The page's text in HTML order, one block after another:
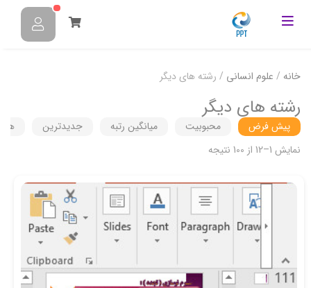
خانه / علوم انسانی / رشته های دیگر
رشته های دیگر
پیش فرض محبوبیت میانگین رتبه جدیدترین
نمایش 1–12 از 100 نتیجه